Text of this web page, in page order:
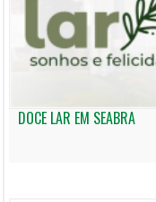
DOCE LAR EM SEABRA